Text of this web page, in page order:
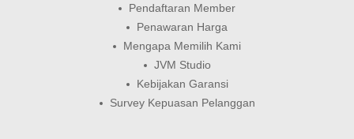
Pendaftaran Member
Penawaran Harga
Mengapa Memilih Kami
JVM Studio
Kebijakan Garansi
Survey Kepuasan Pelanggan